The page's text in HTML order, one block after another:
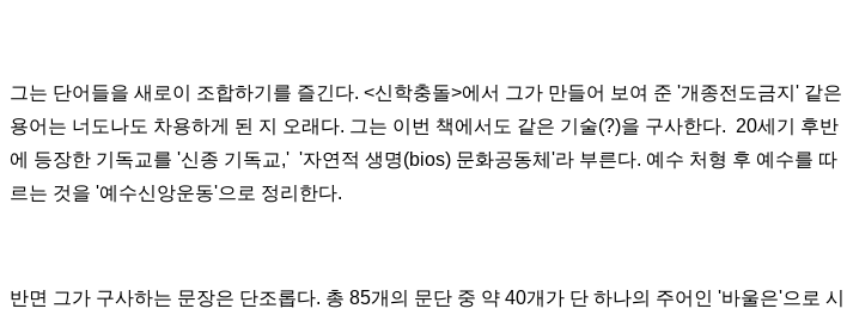
그는 단어들을 새로이 조합하기를 즐긴다. <신학충돌>에서 그가 만들어 보여 준 '개종전도금지 ' 같은
용어는 너도나도 차용하게 된 지 오래다. 그는 이번 책에서도 같은 기술(?)을 구사한다. 20세기 후반
에 등장한 기독교를 '신종 기독교,' '자연적 생명(bios) 문화공동체 '라 부른다. 예수 처형 후 예수를 따
르는 것을 '예수신앙운동'으로 정리한다.
반면 그가 구사하는 문장은 단조롭다. 총 85개의 문단 중 약 40개가 단 하나의 주어인 '바울은'으로 시